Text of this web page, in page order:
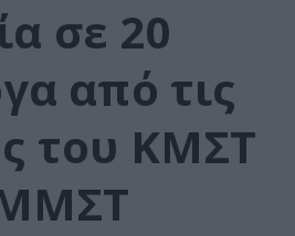
σε 20
από τις
του ΚΜΣΤ
ΜΜΣΤ